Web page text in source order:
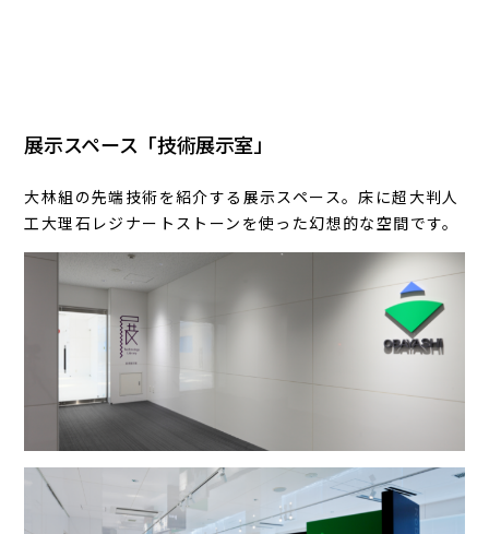
展示スペース「技術展示室」
大林組の先端技術を紹介する展示スペース。床に超大判人
工大理石レジナートストーンを使った幻想的な空間です。